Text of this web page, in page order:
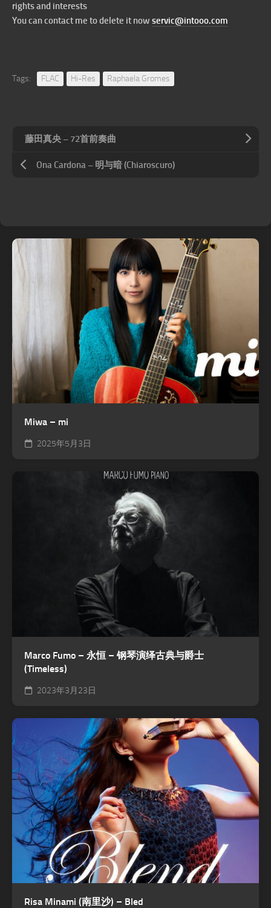
rights and interests
You can contact me to delete it now servic@intooo.com
Tags: FLAC Hi-Res Raphaela Gromes
藤田真央 – 72首前奏曲
Ona Cardona – 明与暗 (Chiaroscuro)
Miwa – mi
2025年5月3日
Marco Fumo – 永恒 – 钢琴演绎古典与爵士
(Timeless)
2023年3月23日
Risa Minami (南里沙) – Bled